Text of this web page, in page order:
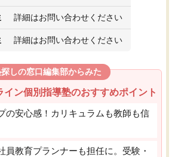
詳細はお問い合わせください
詳細はお問い合わせください
しの窓口編集部からみた
イン個別指導塾のおすすめポイント
の安心感！カリキュラムも教師も信
員教育プランナーも担任に。受験・